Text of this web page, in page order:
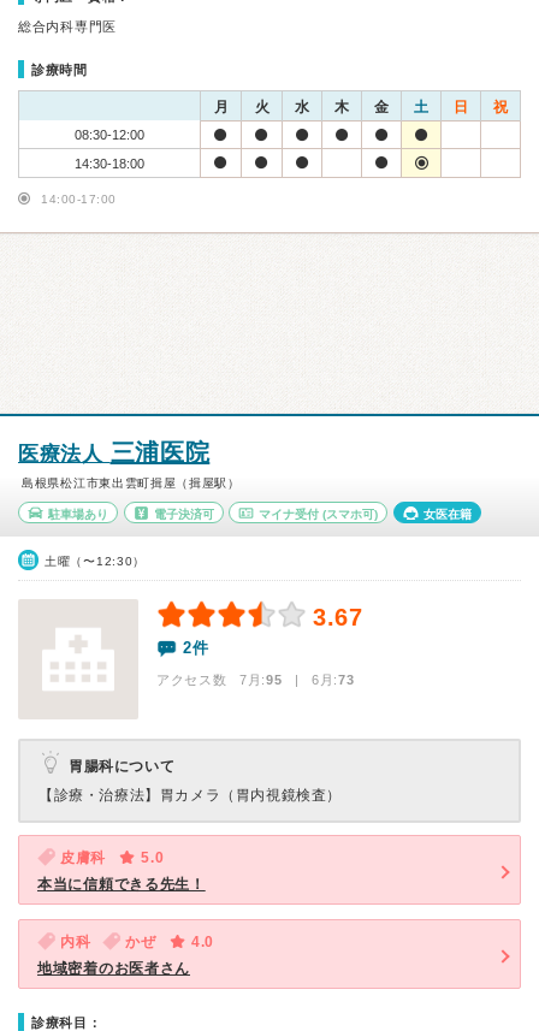
総合内科専門医
診療時間
月 火 水 木 金 土 日 祝
08:30-12:00
14:30-18:00
14:00-17:00
医療法人 三浦医院
島根県松江市東出雲町揖屋（揖屋駅）
駐車場あり 電子決済可 マイナ受付 (スマホ可) 女医在籍
土曜（〜12:30）
3.67
2件
アクセス数 7月:95 | 6月:73
胃腸科について
【診療・治療法】 胃カメラ（胃内視鏡検査）
皮膚科
5.0
本当に信頼できる先生！
内科 かぜ
4.0
地域密着のお医者さん
診療科目：